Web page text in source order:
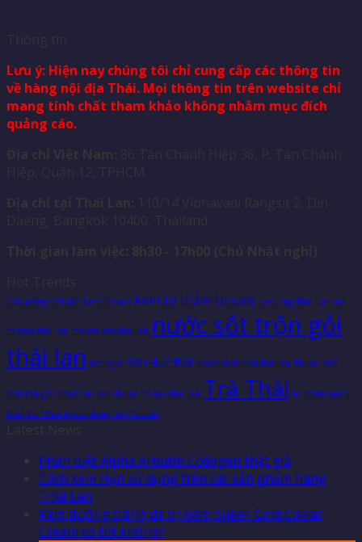
Lưu ý: Hiện nay chúng tôi chỉ cung cấp các thông tin
về hàng nội địa Thái. Mọi thông tin trên website chỉ
mang tính chất tham khảo không nhằm mục đích
quảng cáo.
dầu nóng thái lan kem trị sẹo kem trị thâm lansley Keo ong Thái Lan mì
mama thái lan mì wai wai thái lan nước sốt trộn gỏi
thái lan nở ngực Son 4U2 thái thuốc diệt mối thái lan Thuốc diệt
mối tận gốc thuốc trị sẹo thuốc trị sẹo thái lan Trà Thái trị thâm nách
Yanhee Ultra Nourishing Day Cream
Phân biệt Alpha Arbutin Collagen thật giả
Cách xem Hạn sử dụng trên các sản phẩm hàng
Thái Lan
Kem dưỡng trắng da trị nám Super Gold Caviar
Cream có tốt không?